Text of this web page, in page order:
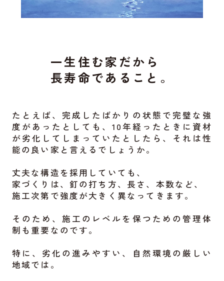
一生住む家だから
長寿命であること。
たとえば、完成したばかりの状態で完璧な強
度があったとしても、 10年経ったときに資材
が劣化してしまっていたとしたら、 それは性
能の良い家と言えるでしょうか。
丈夫な構造を採用していても、
家づくりは、釘の打ち方、長さ、本数など、
施工次第で強度が大きく異なってきます。
そのため、施工のレベルを保つための管理体
制も重要なのです。
特に、劣化の進みやすい、自然環境の厳しい
地域では。